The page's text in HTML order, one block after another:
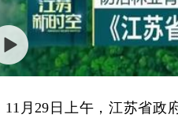
11月29日上午，江苏省政